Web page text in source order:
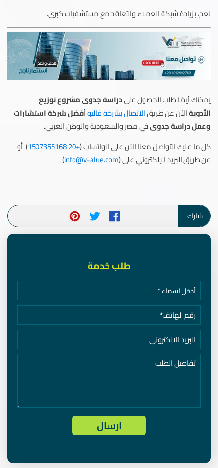
نعم، بزيادة شبكة العملاء والتعاقد مع مستشفيات كبرى.
يمكنك أيضا طلب الحصول علىدراسة جدوى مشروع توزيع
الأدويةالآن عن طريقالاتصال بشركة فاليوأفضل شركة استشارات
وعمل دراسة جدوىفي مصر والسعودية والوطن العربي.
كل ما عليك التواصل معنا الآن على الواتساب (+20 1507355168
) أو
عن طريق البريد الإلكتروني على (info@v-alue.com
)
شارك
طلب خدمة